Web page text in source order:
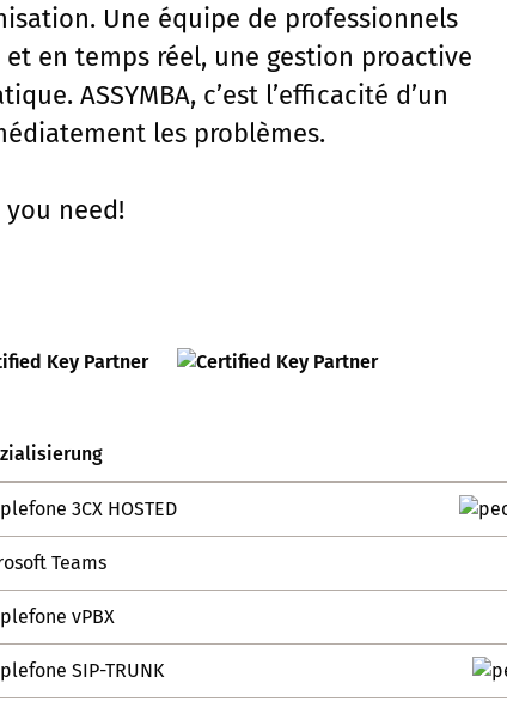
Une équipe de professionnels
en temps réel, une gestion proactive
ASSYMBA, c’est l’efficacité d’un
les problèmes.
you need!
Key Partner
3CX HOSTED
Teams
vPBX
SIP-TRUNK